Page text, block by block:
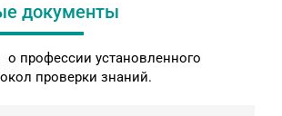
документы
о профессии установленного
проверки знаний.